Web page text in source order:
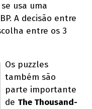
usa uma
A decisão entre
entre os 3
Os puzzles
também são
parte importante
de The Thousand-